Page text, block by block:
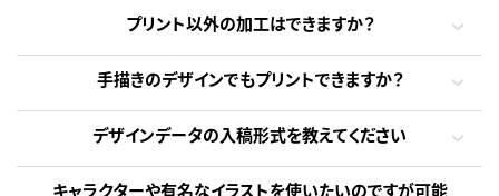
プリント以外の加工はできますか？
手描きのデザインでもプリントできますか？
デザインデータの入稿形式を教えてください
キャラクターや有名なイラストを使いたいのですが可能